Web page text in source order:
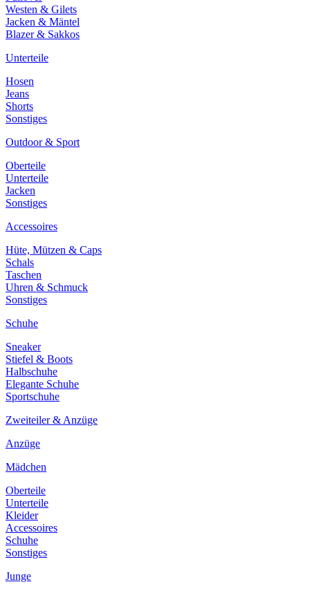
Westen & Gilets
Jacken & Mäntel
Blazer & Sakkos
Unterteile
Hosen
Jeans
Shorts
Sonstiges
Outdoor & Sport
Oberteile
Unterteile
Jacken
Sonstiges
Accessoires
Hüte, Mützen & Caps
Schals
Taschen
Uhren & Schmuck
Sonstiges
Schuhe
Sneaker
Stiefel & Boots
Halbschuhe
Elegante Schuhe
Sportschuhe
Zweiteiler & Anzüge
Anzüge
Mädchen
Oberteile
Unterteile
Kleider
Accessoires
Schuhe
Sonstiges
Junge